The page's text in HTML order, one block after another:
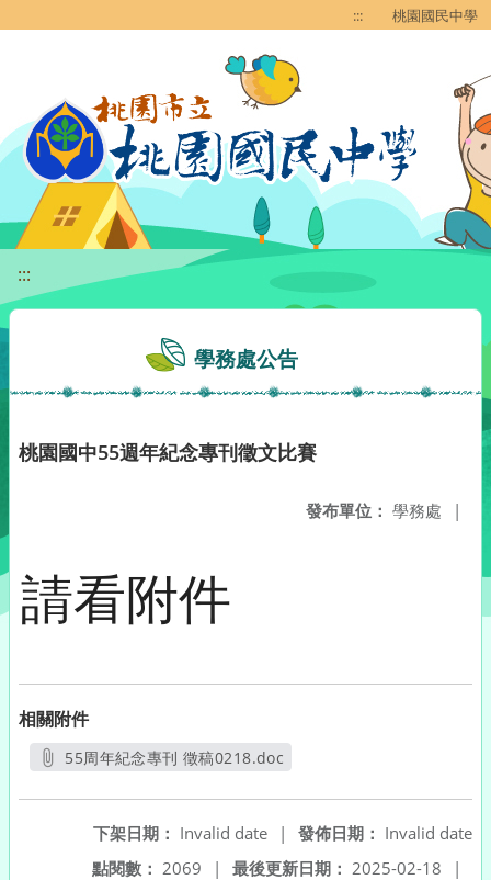
::: 桃園國民中學
:::
學務處公告
桃園國中55週年紀念專刊徵文比賽
發布單位： 學務處 |
請看附件
相關附件
55周年紀念專刊 徵稿0218.doc
發佈日期： Invalid date
下架日期： Invalid date
|
最後更新日期： 2025-02-18 |
點閱數： 2069 |